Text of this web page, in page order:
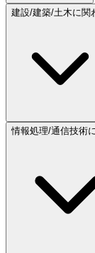
建設/建築/土木に関
情報処理/通信技術